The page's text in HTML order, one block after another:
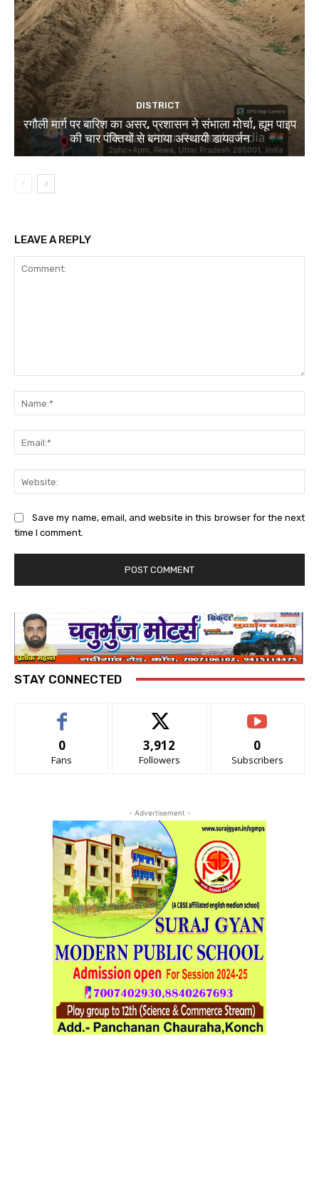
DISTRICT
रगौली मार्ग पर बारिश का असर, प्रशासन ने संभाला मोर्चा, ह्यूम पाइप
की चार पंक्तियों से बनाया अस्थायी डायवर्जन
LEAVE A REPLY
Save my name, email, and website in this browser for the next
time I comment.
STAY CONNECTED
0
Fans
3,912
Followers
0
Subscribers
- Advertisement -